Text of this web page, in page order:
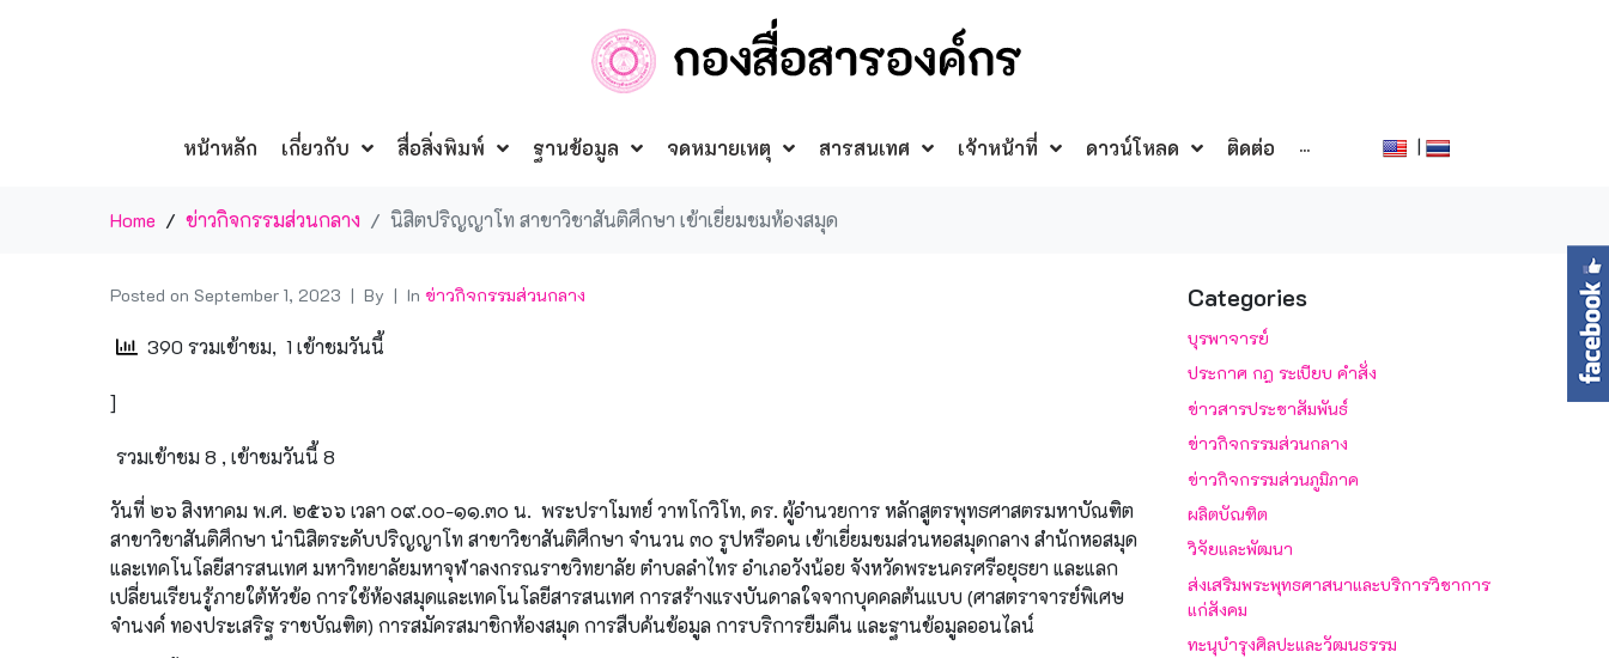
หน้าหลัก เกี่ยวกับ สื่อสิ่งพิมพ์ ฐานข้อมูล จดหมายเหตุ สารสนเทศ เจ้าหน้าที่ ดาวน์โหลด ติดต่อ ··· |
Home ข่าวกิจกรรมส่วนกลาง นิสิตปริญญาโท สาขาวิชาสันติศึกษา เข้าเยี่ยมชมห้องสมุด
Posted on September 1, 2023 By In ข่าวกิจกรรมส่วนกลาง
390 รวมเข้าชม, 1 เข้าชมวันนี้
]
รวมเข้าชม 8 , เข้าชมวันนี้ 8
วันที่ ๒๖ สิงหาคม พ.ศ. ๒๕๖๖ เวลา ๐๙.๐๐-๑๑.๓๐ น. พระปราโมทย์ วาทโกวิโท, ดร. ผู้อำนวยการ หลักสูตรพุทธศาสตรมหาบัณฑิต
สาขาวิชาสันติศึกษา นำนิสิตระดับปริญญาโท สาขาวิชาสันติศึกษา จำนวน ๓๐ รูปหรือคน เข้าเยี่ยมชมส่วนหอสมุดกลาง สำนักหอสมุด
และเทคโนโลยีสารสนเทศ มหาวิทยาลัยมหาจุฬาลงกรณราชวิทยาลัย ตำบลลำไทร อำเภอวังน้อย จังหวัดพระนครศรีอยุธยา และแลก
เปลี่ยนเรียนรู้ภายใต้หัวข้อ การใช้ห้องสมุดและเทคโนโลยีสารสนเทศ การสร้างแรงบันดาลใจจากบุคคลต้นแบบ (ศาสตราจารย์พิเศษ
จำนงค์ ทองประเสริฐ ราชบัณฑิต) การสมัครสมาชิกห้องสมุด การสืบค้นข้อมูล การบริการยืมคืน และฐานข้อมูลออนไลน์
Categories
บุรพาจารย์
ประกาศ กฎ ระเบียบ คำสั่ง
ข่าวสารประชาสัมพันธ์
ข่าวกิจกรรมส่วนกลาง
ข่าวกิจกรรมส่วนภูมิภาค
ผลิตบัณฑิต
วิจัยและพัฒนา
ส่งเสริมพระพุทธศาสนาและบริการวิชาการ
แก่สังคม
ทะนุบำรุงศิลปะและวัฒนธรรม